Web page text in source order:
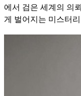
에서 검은 세계의 의
게 벌어지는 미스터